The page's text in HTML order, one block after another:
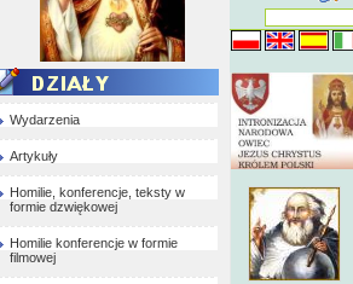
Wydarzenia
Artykuły
Homilie, konferencje, teksty w
formie dzwiękowej
Homilie konferencje w formie
filmowej